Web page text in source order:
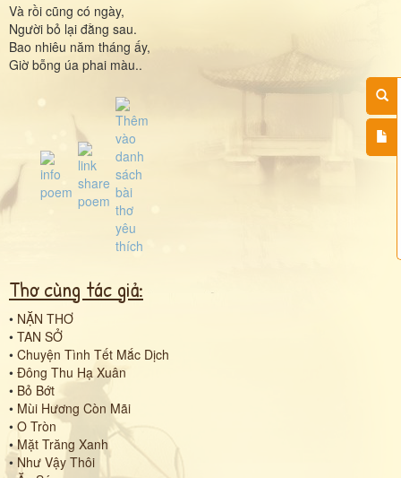
Và rồi cũng có ngày,
Người bỏ lại đằng sau.
Bao nhiêu năm tháng ấy,
Giờ bỗng úa phai màu..
Thơ cùng tác giả:
• NẶN THƠ
• TAN SỞ
• Chuyện Tình Tết Mắc Dịch
• Đông Thu Hạ Xuân
• Bỏ Bớt
• Mùi Hương Còn Mãi
• O Tròn
•Mặt Trăng Xanh
• Như Vậy Thôi